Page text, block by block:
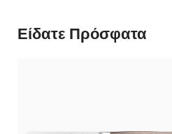
Είδατε Πρόσφατα